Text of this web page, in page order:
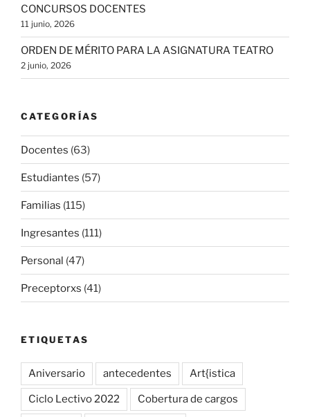
CONCURSOS DOCENTES
11 junio, 2026
ORDEN DE MÉRITO PARA LA ASIGNATURA TEATRO
2 junio, 2026
CATEGORÍAS
Docentes (63)
Estudiantes (57)
Familias (115)
Ingresantes (111)
Personal (47)
Preceptorxs (41)
ETIQUETAS
Aniversario antecedentes Art{istica
Ciclo Lectivo 2022 Cobertura de cargos